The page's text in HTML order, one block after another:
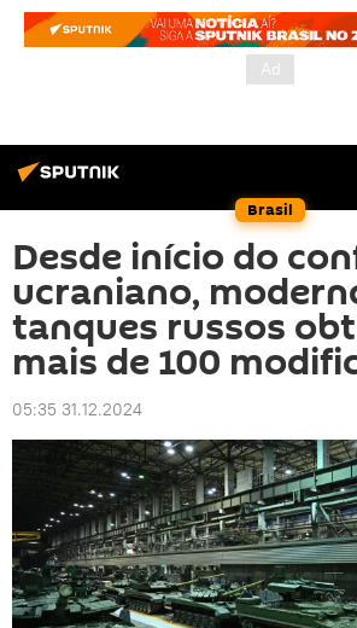
Brasil
Desde início do
ucraniano,
tanques russos
mais de 100
05:35 31.12.2024